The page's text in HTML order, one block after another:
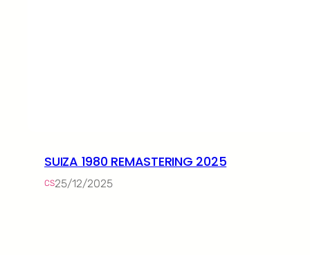
SUIZA 1980 REMASTERING 2025
CS25/12/2025